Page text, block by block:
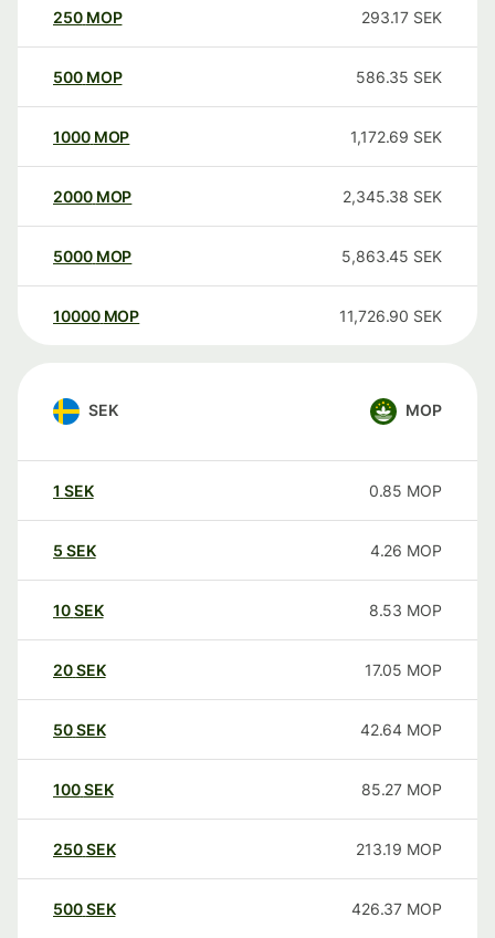
250 MOP 293.17 SEK
500 MOP 586.35 SEK
1000 MOP 1,172.69 SEK
2000 MOP 2,345.38 SEK
5000 MOP 5,863.45 SEK
10000 MOP 11,726.90 SEK
SEK MOP
1 SEK 0.85 MOP
5 SEK 4.26 MOP
10SEK 8.53 MOP
20SEK 17.05 MOP
50SEK 42.64 MOP
100SEK 85.27 MOP
250SEK 213.19 MOP
500SEK 426.37 MOP